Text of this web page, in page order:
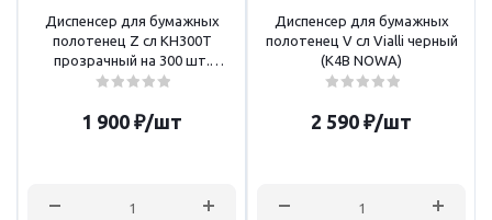
Диспенсер для бумажных
полотенец Z сл KH300Т
прозрачный на 300 шт.
(см.окно)
1 900 ₽/шт
Диспенсер для бумажных
полотенец V сл Vialli черный
(K4В NOWA)
2 590 ₽/шт